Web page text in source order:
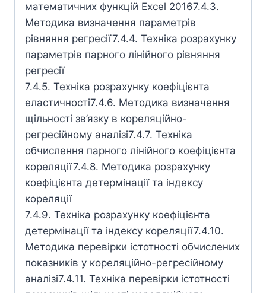
математичних функцій Excel 20167.4.3.
Методика визначення параметрів
рівняння регресії7.4.4. Техніка розрахунку
параметрів парного лінійного рівняння
регресії
7.4.5. Техніка розрахунку коефіцієнта
еластичності7.4.6. Методика визначення
щільності зв’язку в кореляційно-
регресійному аналізі7.4.7. Техніка
обчислення парного лінійного коефіцієнта
кореляції7.4.8. Методика розрахунку
коефіцієнта детермінації та індексу
кореляції
7.4.9. Техніка розрахунку коефіцієнта
детермінації та індексу кореляції7.4.10.
Методика перевірки істотності обчислених
показників у кореляційно-регресійному
аналізі7.4.11. Техніка перевірки істотності